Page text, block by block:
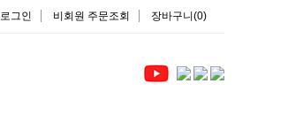
로그인 비회원 주문조회 장바구니(0)